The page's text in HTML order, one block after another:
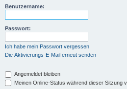
Benutzername:
Passwort:
Ich habe mein Passwort vergessen
Die Aktivierungs-E-Mail erneut senden
Angemeldet bleiben
Meinen Online-Status während dieser Sitzung